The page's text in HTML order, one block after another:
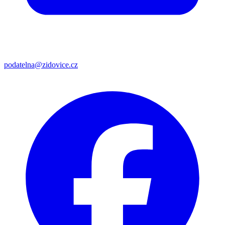
podatelna@zidovice.cz